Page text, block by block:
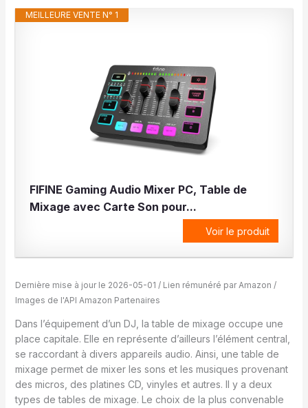
MEILLEURE VENTE N° 1
FIFINE Gaming Audio Mixer PC, Table de
Mixage avec Carte Son pour...
Voir le produit
Dernière mise à jour le 2026-05-01 / Lien rémunéré par Amazon /
Images de l'API Amazon Partenaires
Dans l’équipement d’un DJ, la table de mixage occupe une
place capitale. Elle en représente d’ailleurs l’élément central,
se raccordant à divers appareils audio. Ainsi, une table de
mixage permet de mixer les sons et les musiques provenant
des micros, des platines CD, vinyles et autres. Il y a deux
types de tables de mixage. Le choix de la plus convenable